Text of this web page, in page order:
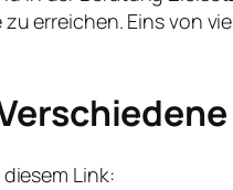
erreichen. Eins von
Link: